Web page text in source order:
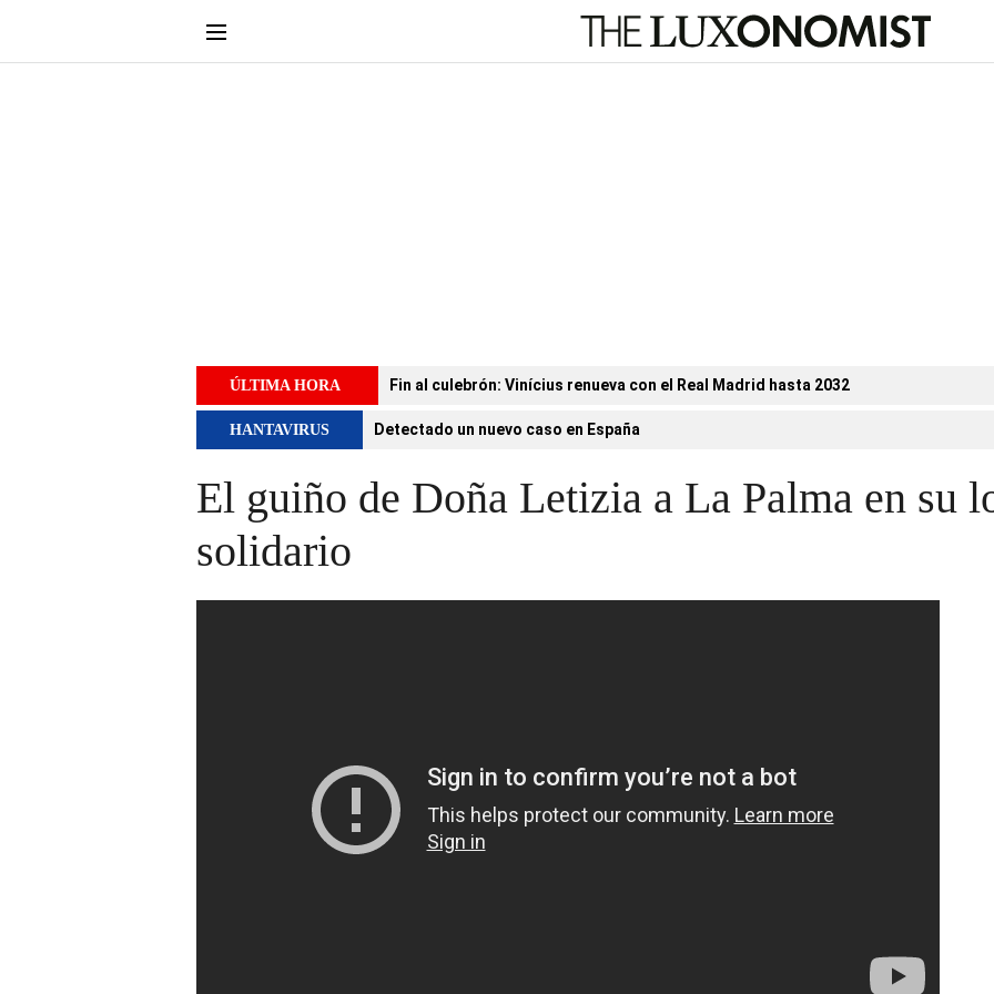
ÚLTIMA HORA Fin al culebrón: Vinícius renueva con el Real Madrid hasta 2032
HANTAVIRUS Detectado un nuevo caso en España
El guiño de Doña Letizia a La Palma en su
solidario